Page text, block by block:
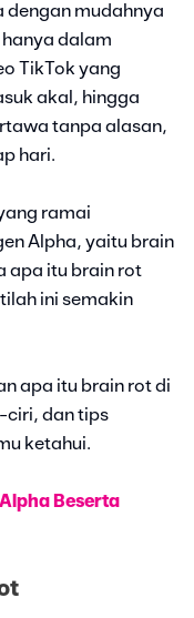
dengan mudahnya
dalam
TikTok yang
akal, hingga
tanpa alasan,
hari.
ramai
Alpha, yaitu brain
apa itu brain rot
ini semakin
apa itu brain rot di
ciri, dan tips
ketahui.
Beserta